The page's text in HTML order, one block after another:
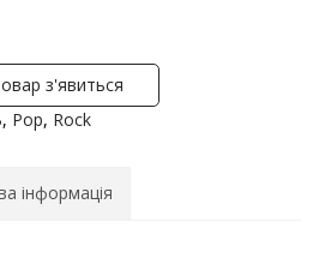
з'явиться
, Pop, Rock
інформація